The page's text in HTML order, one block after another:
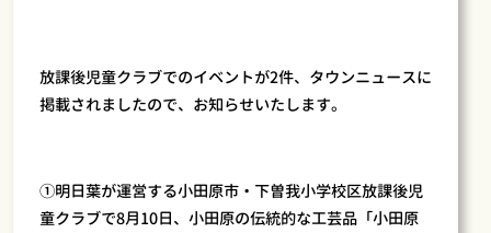
放課後児童クラブでのイベントが2件、タウンニュースに
掲載されましたので、お知らせいたします。
①明日葉が運営する小田原市・下曽我小学校区放課後児
童クラブで8月10日、小田原の伝統的な工芸品「小田原